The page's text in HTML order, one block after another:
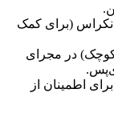
(برای کمک
کوچک) در مجرای
اطمینان از